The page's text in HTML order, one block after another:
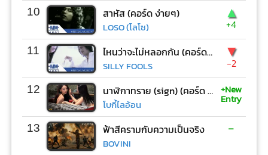
10 สาหัส (คอร์ด ง่ายๆ)
LOSO (โลโซ)
▲
+4
11 ไหนว่าจะไม่หลอกกัน (คอร์ด ง่ายๆ)
SILLY FOOLS
▼
-2
12 นาฬิกาทราย (sign) (คอร์ด ง่ายๆ)
โบกี้ไลอ้อน
+New
Entry
13 ฟ้าสีครามกับความเป็นจริง
BOVINI
-